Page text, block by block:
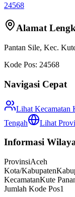
24568
Alamat
Pantan Sile, Kec.
Kode Pos: 24568
Navigasi Cepat
Lihat Kecamatan
Tengah
Lihat
Informasi
ProvinsiAceh
Kota/Kabupaten
KecamatanKute
Jumlah Kode Pos1